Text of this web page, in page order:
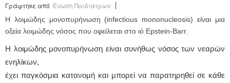
Γράφτηκε από Ένωση Παιδιάτρων
Η λοιμώδης μονοπυρήνωση (infectious mononucleosis) είναι μια
οξεία λοιμώδης νόσος που οφείλεται στο ιό Epstein-Barr.
Η λοιμώδης μονοπυρήνωση είναι συνήθως νόσος των νεαρών
ενηλίκων,
έχει παγκόσμια κατανομή και μπορεί να παρατηρηθεί σε κάθε